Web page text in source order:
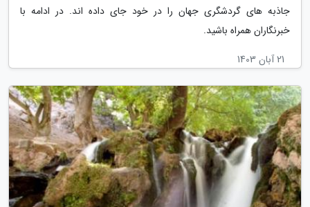
جاذبه های گردشگری جهان را در خود جای داده اند. در ادامه با
خبرنگاران همراه باشید.
21 آبان 1403